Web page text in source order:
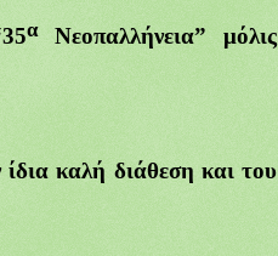
αΝεοπαλλήνεια” μόλις
καλή διάθεση και του